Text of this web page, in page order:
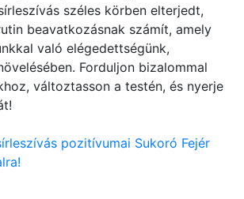
széles körben elterjedt,
beavatkozásnak számít, amely
való elégedettségünk,
Forduljon bizalommal
változtasson a testén, és nyerje
pozitívumai Sukoró Fejér